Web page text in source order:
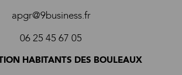
apgr@9business.fr
06 25 45 67 05
HABITANTS DES BOULEAUX